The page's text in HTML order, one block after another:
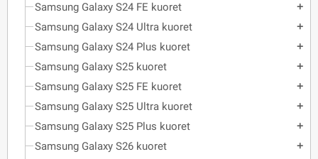
Samsung Galaxy S24 FE kuoret add
Samsung Galaxy S24 Ultra kuoret add
Samsung Galaxy S24 Plus kuoret add
Samsung Galaxy S25 kuoret add
Samsung Galaxy S25 FE kuoret add
Samsung Galaxy S25 Ultra kuoret add
Samsung Galaxy S25 Plus kuoret add
Samsung Galaxy S26 kuoret add